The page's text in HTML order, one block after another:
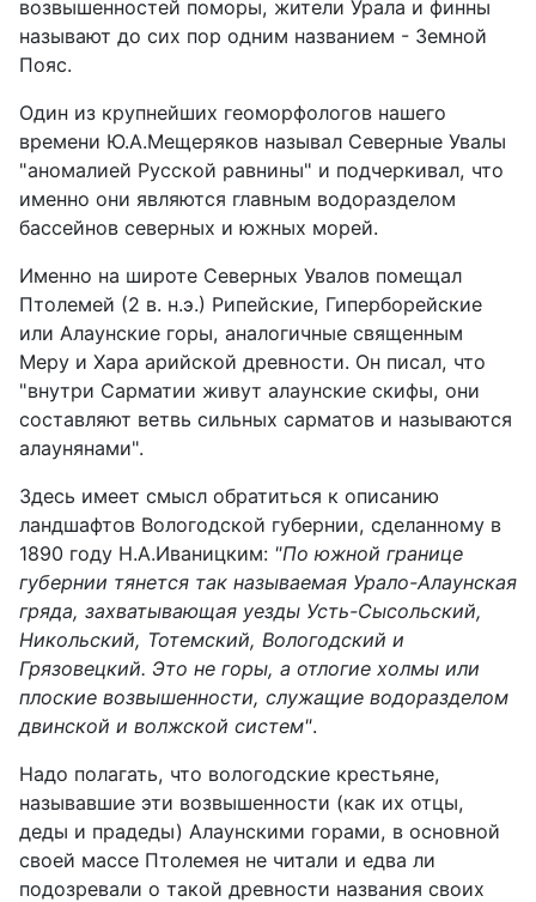
возвышенностей поморы, жители Урала и финны
называют до сих пор одним названием - Земной
Пояс.
Один из крупнейших геоморфологов нашего
времени Ю.А.Мещеряков называл Северные Увалы
"аномалией Русской равнины" и подчеркивал, что
именно они являются главным водоразделом
бассейнов северных и южных морей.
Именно на широте Северных Увалов помещал
Птолемей (2 в. н.э.) Рипейские, Гиперборейские
или Алаунские горы, аналогичные священным
Меру и Хара арийской древности. Он писал, что
"внутри Сарматии живут алаунские скифы, они
составляют ветвь сильных сарматов и называются
алаунянами".
Здесь имеет смысл обратиться к описанию
ландшафтов Вологодской губернии, сделанному в
1890 году Н.А.Иваницким: "По южной границе
губернии тянется так называемая Урало-Алаунская
гряда, захватывающая уезды Усть-Сысольский,
Никольский, Тотемский, Вологодский и
Грязовецкий. Это не горы, а отлогие холмы или
плоские возвышенности, служащие водоразделом
двинской и волжской систем".
Надо полагать, что вологодские крестьяне,
называвшие эти возвышенности (как их отцы,
деды и прадеды) Алаунскими горами, в основной
своей массе Птолемея не читали и едва ли
подозревали о такой древности названия своих